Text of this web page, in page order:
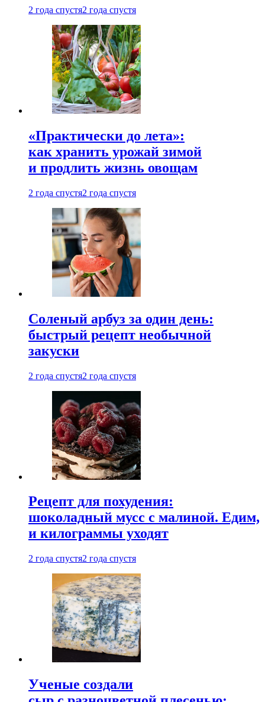
2 года спустя2 года спустя
«Практически до лета»:
как хранить урожай зимой
и продлить жизнь овощам
2 года спустя2 года спустя
Соленый арбуз за один день:
быстрый рецепт необычной
закуски
2 года спустя2 года спустя
Рецепт для похудения:
шоколадный мусс с малиной. Едим,
и килограммы уходят
2 года спустя2 года спустя
Ученые создали